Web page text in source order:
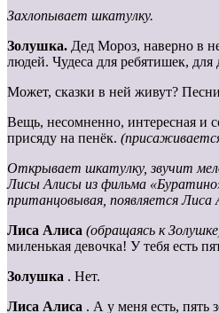
Захлопывает шкатулку.
Золушка. Дед Мороз, наверно в
людей. Чудеса для ребятишек,
Может, сказки в ней живут?
Вещь, несомненно, интересная и
присяду на пенёк.
Открывает шкатулку, звучит
Лисы Алисы из фильма
пританцовывая, появляется Лиса
Лиса Алиса (обращаясь к
миленькая девочка! У тебя есть
Золушка . Нет.
Лиса Алиса . А у меня есть, пять